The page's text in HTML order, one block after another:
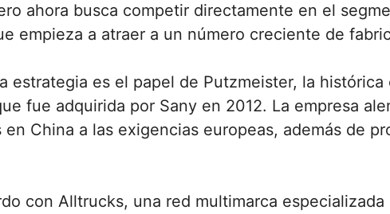
ahora busca competir directamente en el
empieza a atraer a un número creciente de
estrategia es el papel de Putzmeister, la
fue adquirida por Sany en 2012. La empresa
China a las exigencias europeas, además de
con Alltrucks, una red multimarca